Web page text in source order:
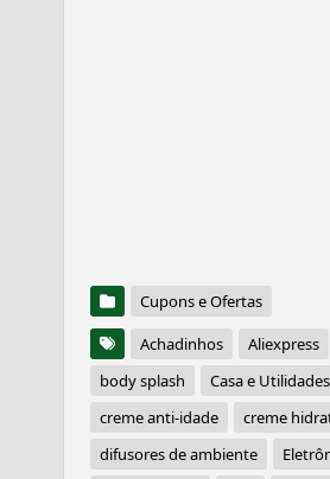
Cupons e Ofertas
Achadinhos
Aliexpress
body splash
Casa e Utilidades
creme anti-idade
creme
difusores de ambiente